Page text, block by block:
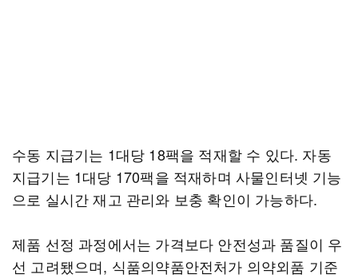
수동 지급기는 1대당 18팩을 적재할 수 있다. 자동
지급기는 1대당 170팩을 적재하며 사물인터넷 기능
으로 실시간 재고 관리와 보충 확인이 가능하다.
제품 선정 과정에서는 가격보다 안전성과 품질이 우
선 고려됐으며, 식품의약품안전처가 의약외품 기준